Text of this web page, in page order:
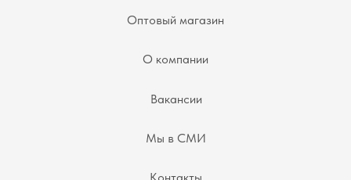
О компании
Вакансии
Мы в СМИ
Оптовый магазин